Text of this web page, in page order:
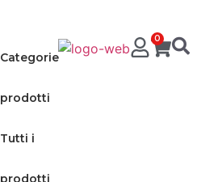
Categorie
prodotti
Tutti i
prodotti
0